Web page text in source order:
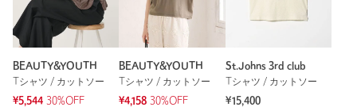
参考になった
※レビューは、個人の主観による感想・体感によるもので、商品の効果や性
BEAUTY&YOUTH
Tシャツ / カットソー
¥5,544 30%OFF
BEAUTY&YOUTH
Tシャツ / カットソー
¥4,158 30%OFF
St.Johns 3rd club
Tシャツ / カットソー
¥15,400